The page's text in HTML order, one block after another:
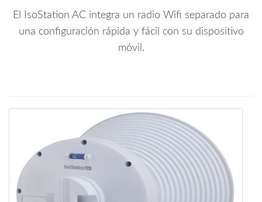
El IsoStation AC integra un radio Wifi separado para
una configuración rápida y fácil con su dispositivo
móvil.